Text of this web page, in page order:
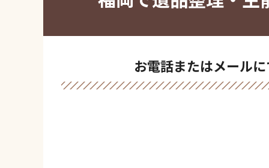
お電話またはメール